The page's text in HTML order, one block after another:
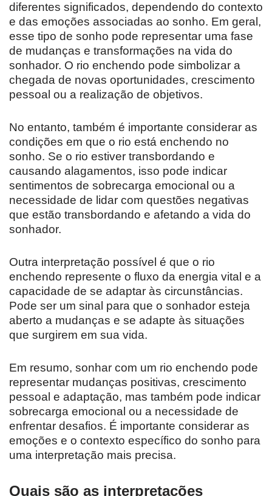
diferentes significados, dependendo do contexto
e das emoções associadas ao sonho. Em geral,
esse tipo de sonho pode representar uma fase
de mudanças e transformações na vida do
sonhador. O rio enchendo pode simbolizar a
chegada de novas oportunidades, crescimento
pessoal ou a realização de objetivos.
No entanto, também é importante considerar as
condições em que o rio está enchendo no
sonho. Se o rio estiver transbordando e
causando alagamentos, isso pode indicar
sentimentos de sobrecarga emocional ou a
necessidade de lidar com questões negativas
que estão transbordando e afetando a vida do
sonhador.
Outra interpretação possível é que o rio
enchendo represente o fluxo da energia vital e a
capacidade de se adaptar às circunstâncias.
Pode ser um sinal para que o sonhador esteja
aberto a mudanças e se adapte às situações
que surgirem em sua vida.
Em resumo, sonhar com um rio enchendo pode
representar mudanças positivas, crescimento
pessoal e adaptação, mas também pode indicar
sobrecarga emocional ou a necessidade de
enfrentar desafios. É importante considerar as
emoções e o contexto específico do sonho para
uma interpretação mais precisa.
Quais são as interpretações